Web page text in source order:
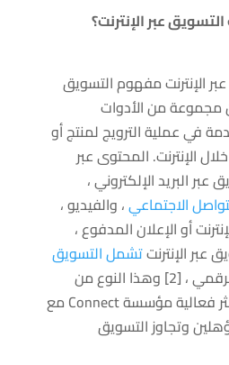
عبر الإنترنت؟
الإنترنت مفهوم التسويق
مجموعة من الأدوات
في عملية الترويج لمنتج أو
الإنترنت. المحتوى عبر
عبر البريد الإلكتروني ،
الاجتماعي، والفيديو ،
أو الإعلان المدفوع ،
عبر الإنترنتتشمل التسويق
والتسويق الرقمي ، [2] وهذا النوع من
التسويق يربط بشكل أكثر فعالية مؤسسة Connect مع
وتجاوز التسويق